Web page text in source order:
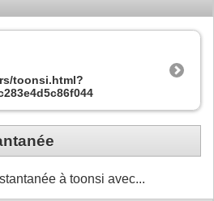
toonsi.html?
à toonsi avec...